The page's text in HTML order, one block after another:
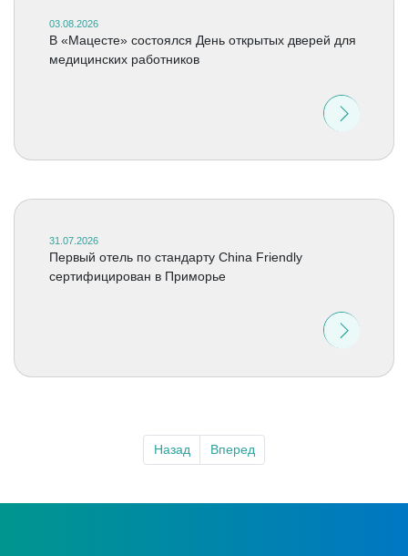
03.08.2026
В «Мацесте» состоялся День открытых дверей для
медицинских работников
31.07.2026
Первый отель по стандарту China Friendly
сертифицирован в Приморье
Назад Вперед